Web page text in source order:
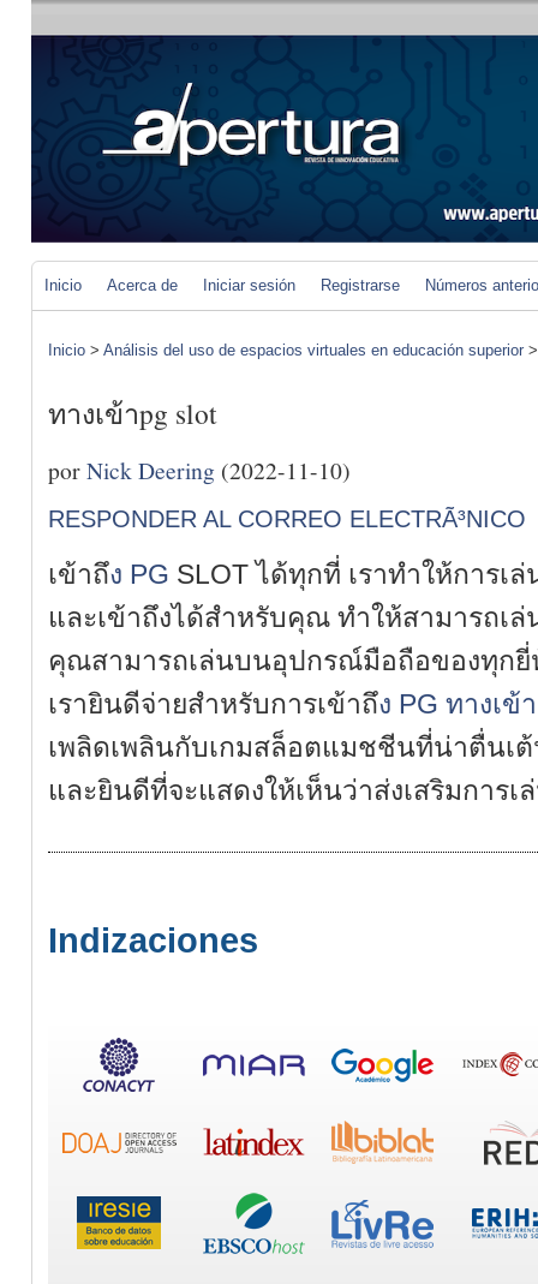
Inicio Acerca de Iniciar sesión Registrarse Números
Inicio > Análisis del uso de espacios virtuales en educación superior
ทางเข้าpg slot
porNick Deering (2022-11-10)
RESPONDER AL CORREO ELECTRÃ³NICO
เข้าถึง PG SLOT ได้ทุกที่ เราทำให้การเ
และเข้าถึงได้สำหรับคุณ ทำให้สามารถเ
คุณสามารถเล่นบนอุปกรณ์มือถือของทุก
เรายินดีจ่ายสำหรับการเข้าถึง PG ทางเข้
เพลิดเพลินกับเกมสล็อตแมชชีนที่น่าตื่นเ
และยินดีที่จะแสดงให้เห็นว่าส่งเสริมการ
Indizaciones